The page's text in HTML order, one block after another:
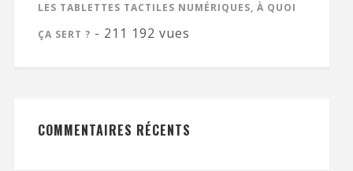
LES TABLETTES TACTILES NUMÉRIQUES, À QUOI
ÇA SERT ? - 211 192 vues
COMMENTAIRES RÉCENTS